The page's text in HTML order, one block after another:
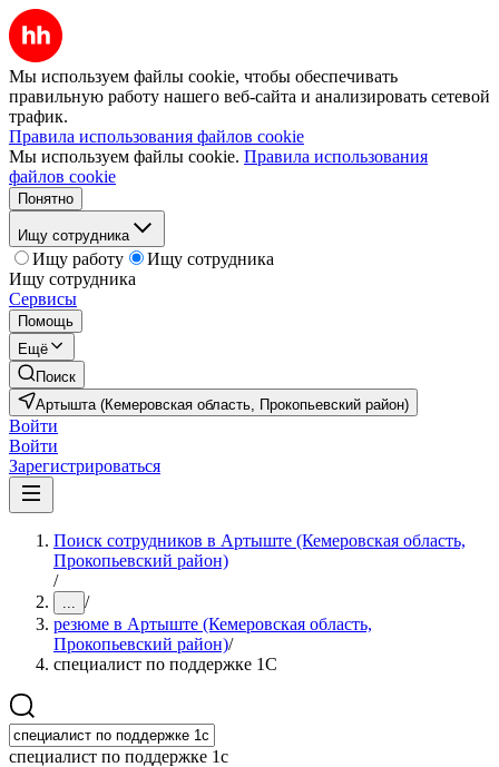
Мы используем файлы cookie, чтобы обеспечивать
правильную работу нашего веб-сайта и анализировать сетевой
трафик.
Правила использования файлов cookie
Мы используем файлы cookie. Правила использования
файлов cookie
Понятно
Ищу сотрудника
Ищу работу
Ищу сотрудника
Ищу сотрудника
Сервисы
Помощь
Ещё
Поиск
Артышта (Кемеровская область, Прокопьевский район)
Войти
Войти
Зарегистрироваться
Поиск сотрудников в Артыште (Кемеровская область,
Прокопьевский район)
/
... /
резюме в Артыште (Кемеровская область,
Прокопьевский район)/
специалист по поддержке 1С
специалист по поддержке 1с